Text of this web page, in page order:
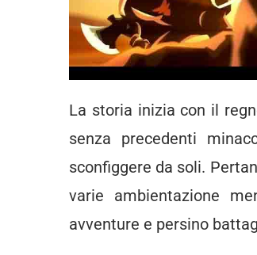
La storia inizia con il
senza precedenti
sconfiggere da soli.
varie ambientazione
avventure e persino